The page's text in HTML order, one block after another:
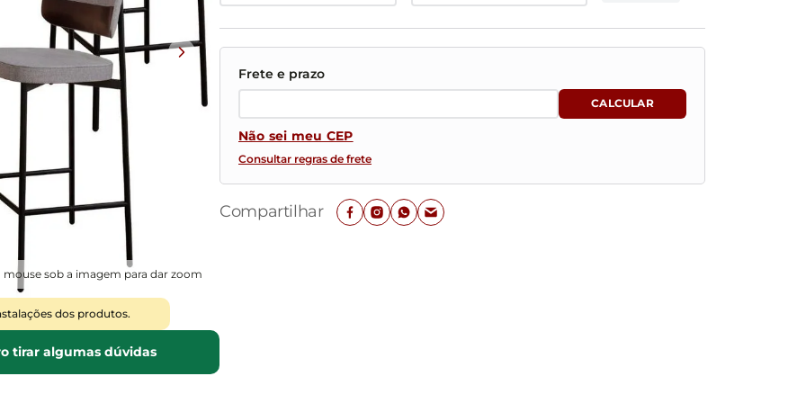
Baú Organizador
Ver todos
mouse sob a imagem para dar zoom
dos produtos.
tirar algumas dúvidas
Não sei meu CEP
Consultar regras de frete
Compartilhar